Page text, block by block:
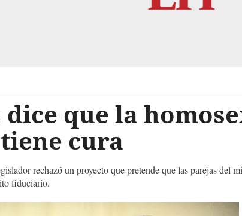
que la
cura
rechazó un proyecto que pretende que las parejas del
fiduciario.